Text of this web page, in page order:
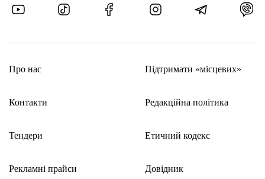
Про нас
Контакти
Тендери
Рекламні прайси
Підтримати «місцевих»
Редакційна політика
Етичний кодекс
Довідник